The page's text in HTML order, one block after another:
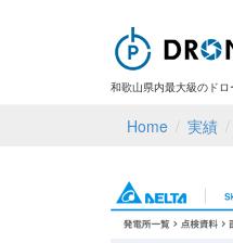
和歌山県内最大級のド
Home / 実績 /